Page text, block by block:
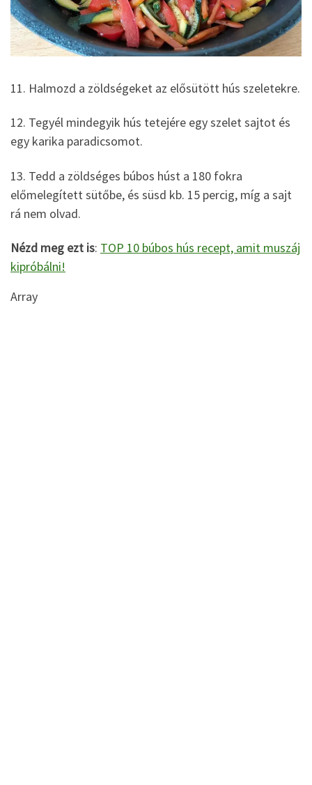
11. Halmozd a zöldségeket az elősütött hús szeletekre.
12. Tegyél mindegyik hús tetejére egy szelet sajtot és
egy karika paradicsomot.
13. Tedd a zöldséges búbos húst a 180 fokra
előmelegített sütőbe, és süsd kb. 15 percig, míg a sajt
rá nem olvad.
Nézd meg ezt is: TOP 10 búbos hús recept, amit muszáj
kipróbálni!
Array